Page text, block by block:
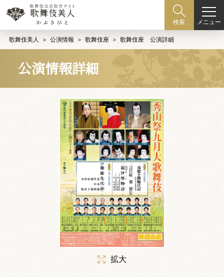
検索 メニュー
歌舞伎美人 公演情報 歌舞伎座 歌舞伎座 公演詳細
公演情報詳細
拡大